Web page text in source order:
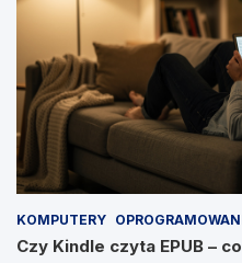
KOMPUTERY
Czy Kindle czyta EPUB –